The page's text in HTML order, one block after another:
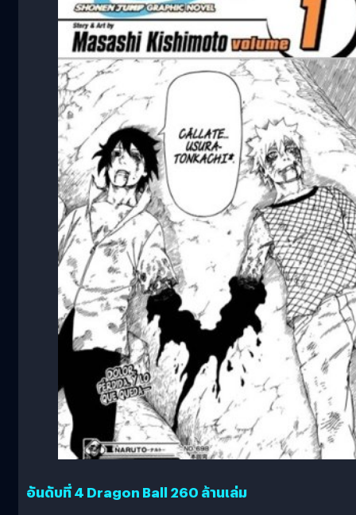
อันดับที่ 4 Dragon Ball 260 ล้านเล่ม